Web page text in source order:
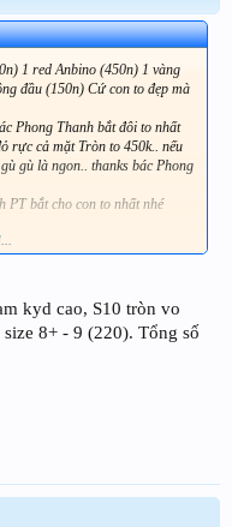
1 red Anbino (450n) 1 vàng
đầu (150n) Cứ con to đẹp mà
Phong Thanh bắt đôi to nhất
rực cả mặt Tròn to 450k.. nếu
gù là ngon.. thanks bác Phong
PT bắt cho con to nhất nhé
= 3.500n
đầu (220n),1 bồ câu tiger
(900n), 1 lam kỳ cao s10 to
nhỏ càng tốt ạ) = Tổng 1450k
= 250n
kyd cao, S10 tròn vo
8+ - 9 (220). Tổng số